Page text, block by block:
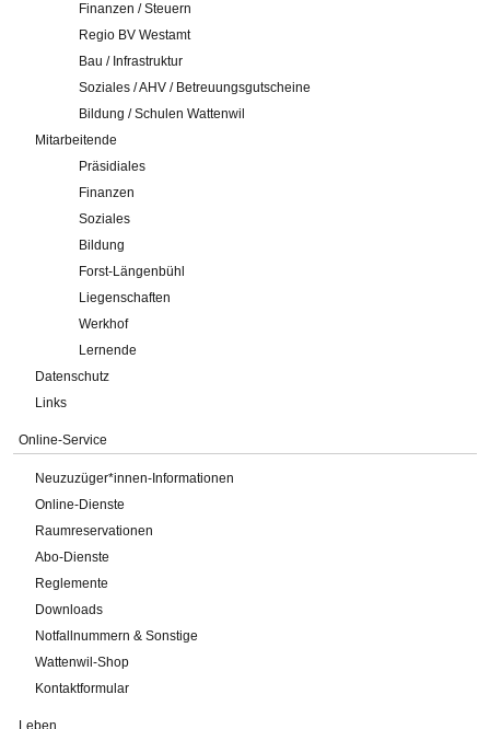
Finanzen / Steuern
Regio BV Westamt
Bau / Infrastruktur
Soziales / AHV / Betreuungsgutscheine
Bildung / Schulen Wattenwil
Mitarbeitende
Präsidiales
Finanzen
Soziales
Bildung
Forst-Längenbühl
Liegenschaften
Werkhof
Lernende
Datenschutz
Links
Online-Service
Neuzuzüger*innen-Informationen
Online-Dienste
Raumreservationen
Abo-Dienste
Reglemente
Downloads
Notfallnummern & Sonstige
Wattenwil-Shop
Kontaktformular
Leben